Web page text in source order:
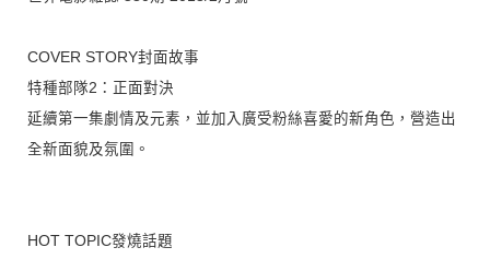
COVER STORY封面故事
特種部隊2：正面對決
延續第一集劇情及元素，並加入廣受粉絲喜愛的新角色，營造出
全新面貌及氛圍。
HOT TOPIC發燒話題